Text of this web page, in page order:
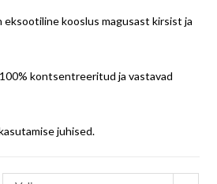
eksootiline kooslus magusast kirsist ja
kontsentreeritud ja vastavad
juhised.